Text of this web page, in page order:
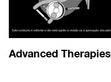
Advanced Therapies